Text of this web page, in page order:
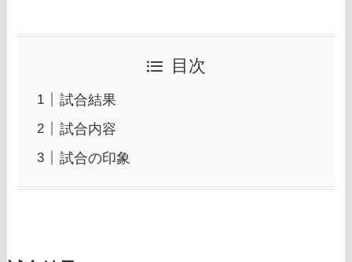
目次
試合結果
試合内容
試合の印象